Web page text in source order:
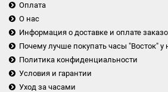
Оплата
О нас
Информация о доставке и оплате
Почему лучше покупать часы "Восток" у
Политика конфиденциальности
Условия и гарантии
Уход за часами